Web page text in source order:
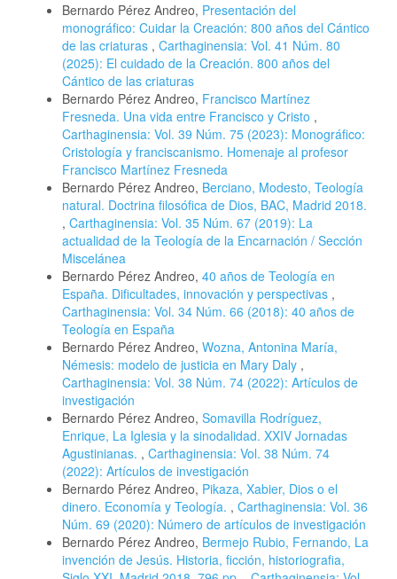
Bernardo Pérez Andreo, Presentación del
monográfico: Cuidar la Creación: 800 años del Cántico
de las criaturas , Carthaginensia: Vol. 41 Núm. 80
(2025): El cuidado de la Creación. 800 años del
Cántico de las criaturas
Bernardo Pérez Andreo, Francisco Martínez
Fresneda. Una vida entre Francisco y Cristo ,
Carthaginensia: Vol. 39 Núm. 75 (2023): Monográfico:
Cristología y franciscanismo. Homenaje al profesor
Francisco Martínez Fresneda
Bernardo Pérez Andreo, Berciano, Modesto, Teología
natural. Doctrina filosófica de Dios, BAC, Madrid 2018.
, Carthaginensia: Vol. 35 Núm. 67 (2019): La
actualidad de la Teología de la Encarnación / Sección
Miscelánea
Bernardo Pérez Andreo, 40 años de Teología en
España. Dificultades, innovación y perspectivas ,
Carthaginensia: Vol. 34 Núm. 66 (2018): 40 años de
Teología en España
Bernardo Pérez Andreo, Wozna, Antonina María,
Némesis: modelo de justicia en Mary Daly ,
Carthaginensia: Vol. 38 Núm. 74 (2022): Artículos de
investigación
Bernardo Pérez Andreo, Somavilla Rodríguez,
Enrique, La Iglesia y la sinodalidad. XXIV Jornadas
Agustinianas. , Carthaginensia: Vol. 38 Núm. 74
(2022): Artículos de investigación
Bernardo Pérez Andreo, Pikaza, Xabier, Dios o el
dinero. Economía y Teología. , Carthaginensia: Vol. 36
Núm. 69 (2020): Número de artículos de investigación
Bernardo Pérez Andreo, Bermejo Rubio, Fernando, La
invención de Jesús. Historia, ficción, historiografia,